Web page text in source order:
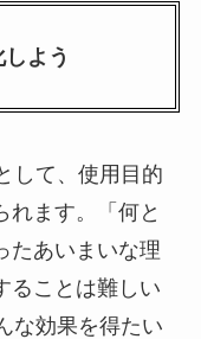
よう
して、使用目的
れます。「何と
たあいまいな理
ることは難しい
な効果を得たい